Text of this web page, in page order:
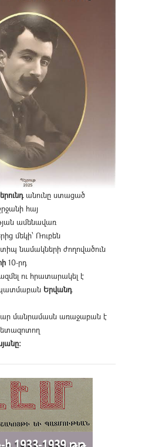
անունը ստացած
հայ
ամենավառ
մեկի՝ Ռուբեն
նամակների ժողովածուն
10-րդ
ու հրատարակել է
Երվանդ
մանրամասն առաջաբան է